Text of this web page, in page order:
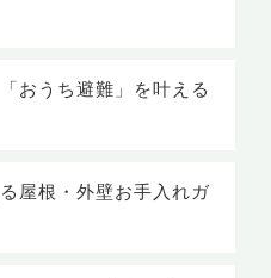
おうち避難」を叶える
屋根・外壁お手入れガ